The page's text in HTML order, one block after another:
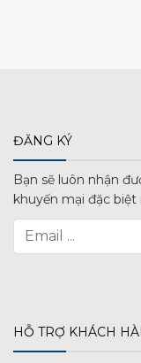
ĐĂNG KÝ
Bạn sẽ luôn nhận
khuyến mại đặc biệt
HỖ TRỢ KHÁCH